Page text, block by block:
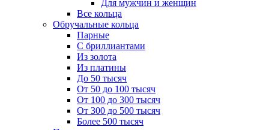
Для мужчин и женщин
Все кольца
Обручальные кольца
Парные
С бриллиантами
Из золота
Из платины
До 50 тысяч
От 50 до 100 тысяч
От 100 до 300 тысяч
От 300 до 500 тысяч
Более 500 тысяч